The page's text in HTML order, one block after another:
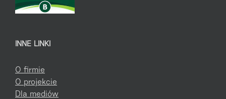
INNE LINKI
O firmie
O projekcie
Dla mediów